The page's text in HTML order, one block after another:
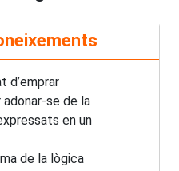
d’emprar
se de la
en un
de la lògica